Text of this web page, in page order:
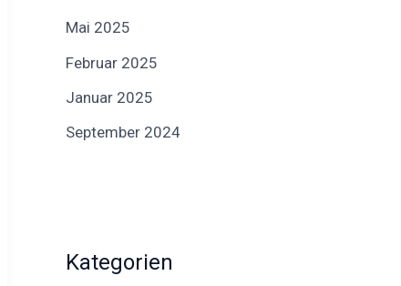
Mai 2025
Februar 2025
Januar 2025
September 2024
Kategorien